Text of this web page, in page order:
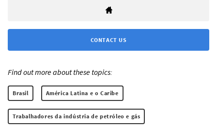
CONTACT US
Find out more about these topics:
Brasil América Latina e o Caribe
Trabalhadores da indústria de petróleo e gás